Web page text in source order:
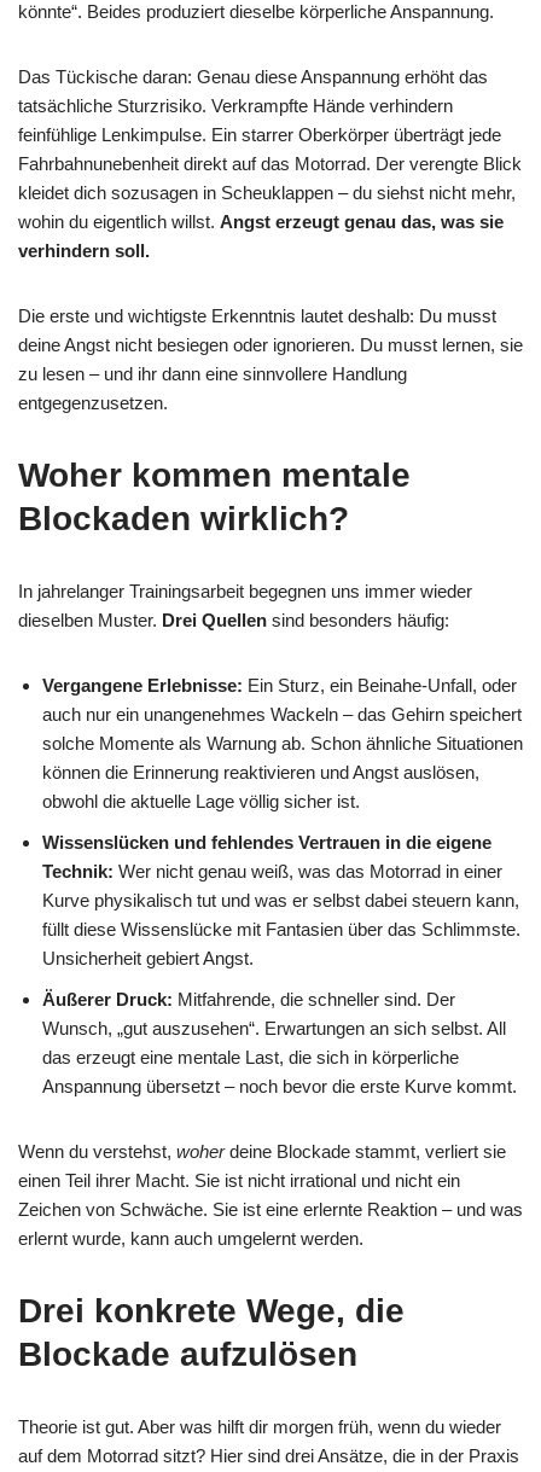
könnte“. Beides produziert dieselbe körperliche Anspannung.
Das Tückische daran: Genau diese Anspannung erhöht das
tatsächliche Sturzrisiko. Verkrampfte Hände verhindern
feinfühlige Lenkimpulse. Ein starrer Oberkörper überträgt jede
Fahrbahnunebenheit direkt auf das Motorrad. Der verengte Blick
kleidet dich sozusagen in Scheuklappen – du siehst nicht mehr,
wohin du eigentlich willst. Angst erzeugt genau das, was sie
verhindern soll.
Die erste und wichtigste Erkenntnis lautet deshalb: Du musst
deine Angst nicht besiegen oder ignorieren. Du musst lernen, sie
zu lesen – und ihr dann eine sinnvollere Handlung
entgegenzusetzen.
Woher kommen mentale
Blockaden wirklich?
In jahrelanger Trainingsarbeit begegnen uns immer wieder
dieselben Muster. Drei Quellen sind besonders häufig:
Vergangene Erlebnisse: Ein Sturz, ein Beinahe-Unfall, oder
auch nur ein unangenehmes Wackeln – das Gehirn speichert
solche Momente als Warnung ab. Schon ähnliche Situationen
können die Erinnerung reaktivieren und Angst auslösen,
obwohl die aktuelle Lage völlig sicher ist.
Wissenslücken und fehlendes Vertrauen in die eigene
Technik: Wer nicht genau weiß, was das Motorrad in einer
Kurve physikalisch tut und was er selbst dabei steuern kann,
füllt diese Wissenslücke mit Fantasien über das Schlimmste.
Unsicherheit gebiert Angst.
Äußerer Druck: Mitfahrende, die schneller sind. Der
Wunsch, „gut auszusehen“. Erwartungen an sich selbst. All
das erzeugt eine mentale Last, die sich in körperliche
Anspannung übersetzt – noch bevor die erste Kurve kommt.
Wenn du verstehst, woherdeine Blockade stammt, verliert sie
einen Teil ihrer Macht. Sie ist nicht irrational und nicht ein
Zeichen von Schwäche. Sie ist eine erlernte Reaktion – und was
erlernt wurde, kann auch umgelernt werden.
Drei konkrete Wege, die
Blockade aufzulösen
Theorie ist gut. Aber was hilft dir morgen früh, wenn du wieder
auf dem Motorrad sitzt? Hier sind drei Ansätze, die in der Praxis